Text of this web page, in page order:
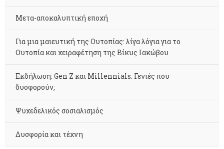
Μετα-αποκαλυπτική εποχή
Για μια μαιευτική της Ουτοπίας: λίγα λόγια για το
Ουτοπία και χειραφέτηση της Βίκυς Ιακώβου
Εκδήλωση: Gen Z και Millennials. Γενιές που
δυσφορούν;
Ψυχεδελικός σοσιαλισμός
Δυσφορία και τέχνη